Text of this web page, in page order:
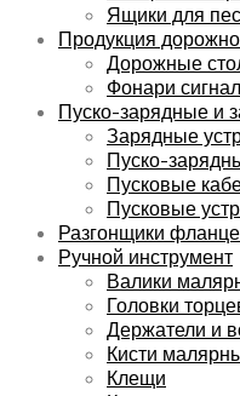
Ящики для
Продукция
Дорожные
Фонари
Пуско-зарядные и
Зарядные
Пуско-
Пусковые
Пусковые
Разгонщики
Ручной инструмент
Валики
Головки
Держатели и
Кисти
Клещи